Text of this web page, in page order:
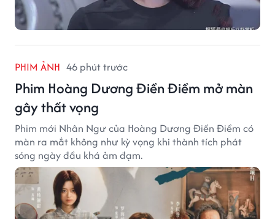
PHIM ẢNH 46 phút trước
Phim Hoàng Dương Điền Điềm mở màn
gây thất vọng
Phim mới Nhân Ngư của Hoàng Dương Điền Điềm có
màn ra mắt không như kỳ vọng khi thành tích phát
sóng ngày đầu khá ảm đạm.